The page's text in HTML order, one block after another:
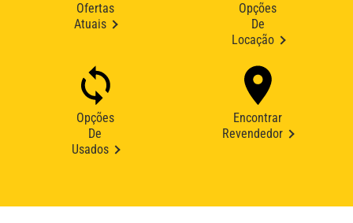
Ofertas
Atuais
Opções
De
Locação
Opções
De
Usados
Encontrar
Revendedor